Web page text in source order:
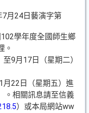
月24日藝演字第
學年度全國師生鄉
。
9月17日（星期二）
月22日（星期五）進
。相關訊息請至信義
）或本局網站ww